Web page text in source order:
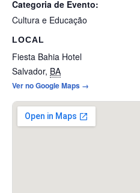
Categoria de Evento:
Cultura e Educação
LOCAL
Fiesta Bahia Hotel
Salvador, BA
Ver no Google Maps →